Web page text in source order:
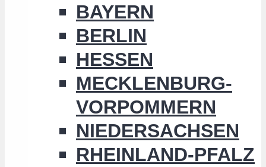
BAYERN
BERLIN
HESSEN
MECKLENBURG-
VORPOMMERN
NIEDERSACHSEN
RHEINLAND-PFALZ